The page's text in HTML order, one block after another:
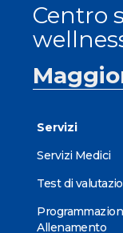
Centro
Servizi
Servizi Medici
Test di
Allenamento